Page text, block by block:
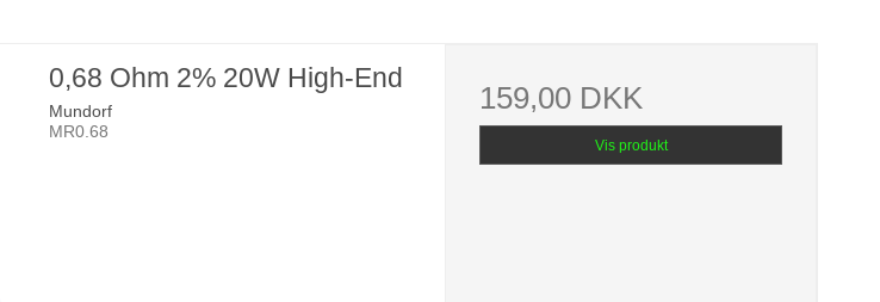
0,68 Ohm 2% 20W High-End
Mundorf
MR0.68
159,00 DKK
Vis produkt